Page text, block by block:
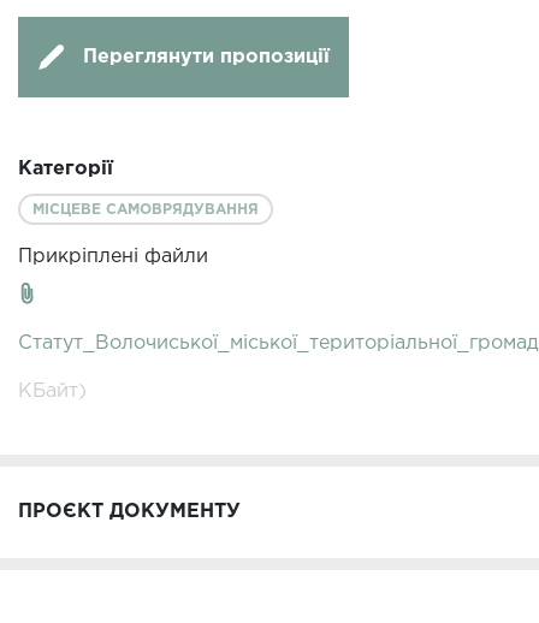
Переглянути пропозиції
Категорії
МІСЦЕВЕ САМОВРЯДУВАННЯ
Прикріплені файли
КБайт)
ПРОЄКТ ДОКУМЕНТУ